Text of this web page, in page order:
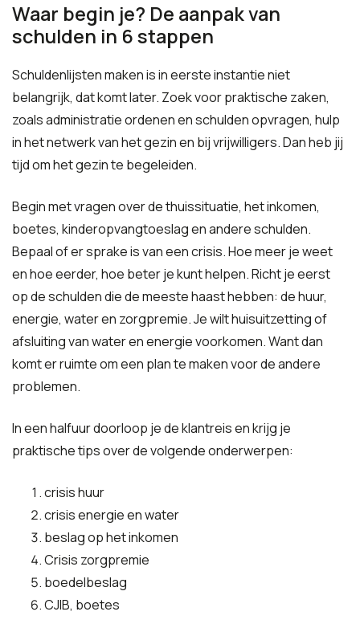
Waar begin je? De aanpak van
schulden in 6 stappen
Schuldenlijsten maken is in eerste instantie niet
belangrijk, dat komt later. Zoek voor praktische zaken,
zoals administratie ordenen en schulden opvragen, hulp
in het netwerk van het gezin en bij vrijwilligers. Dan heb jij
tijd om het gezin te begeleiden.
Begin met vragen over de thuissituatie, het inkomen,
boetes, kinderopvangtoeslag en andere schulden.
Bepaal of er sprake is van een crisis. Hoe meer je weet
en hoe eerder, hoe beter je kunt helpen. Richt je eerst
op de schulden die de meeste haast hebben: de huur,
energie, water en zorgpremie. Je wilt huisuitzetting of
afsluiting van water en energie voorkomen. Want dan
komt er ruimte om een plan te maken voor de andere
problemen.
In een halfuur doorloop je de klantreis en krijg je
praktische tips over de volgende onderwerpen:
crisis huur
crisis energie en water
beslag op het inkomen
Crisis zorgpremie
boedelbeslag
CJIB, boetes